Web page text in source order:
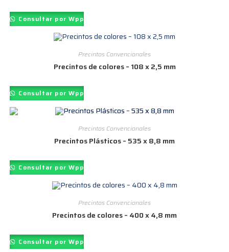
Consultar por Wpp
Precintos Convencionales
Precintos de colores – 108 x 2,5 mm
Consultar por Wpp
Precintos Convencionales
Precintos Plásticos – 535 x 8,8 mm
Consultar por Wpp
Precintos Convencionales
Precintos de colores – 400 x 4,8 mm
Consultar por Wpp